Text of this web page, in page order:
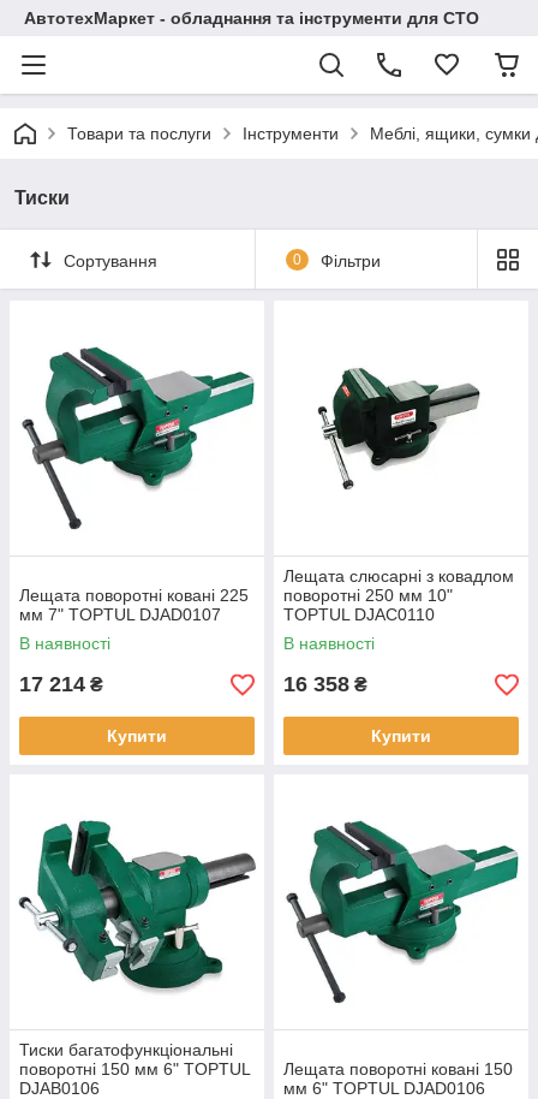
АвтотехМаркет - обладнання та інструменти для СТО
Товари та послуги Інструменти Меблі, ящики, сумки
Тиски
Сортування 0 Фільтри
Лещата поворотні ковані 225
мм 7" TOPTUL DJAD0107
В наявності
17 214 ₴
Купити
Лещата слюсарні з ковадлом
поворотні 250 мм 10"
TOPTUL DJAC0110
В наявності
16 358 ₴
Купити
Тиски багатофункціональні
поворотні 150 мм 6" TOPTUL
DJAB0106
Лещата поворотні ковані 150
мм 6" TOPTUL DJAD0106